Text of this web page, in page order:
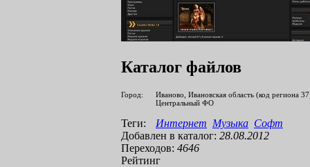
Каталог файлов
Город:
Иваново, Ивановская область (код региона
Центральный ФО
Теги: Интернет Музыка Софт
Добавлен в каталог: 28.08.2012
Переходов: 4646
Рейтинг